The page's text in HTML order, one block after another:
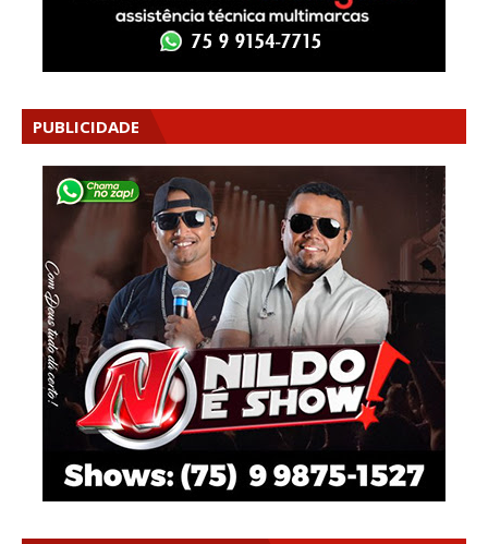
PUBLICIDADE